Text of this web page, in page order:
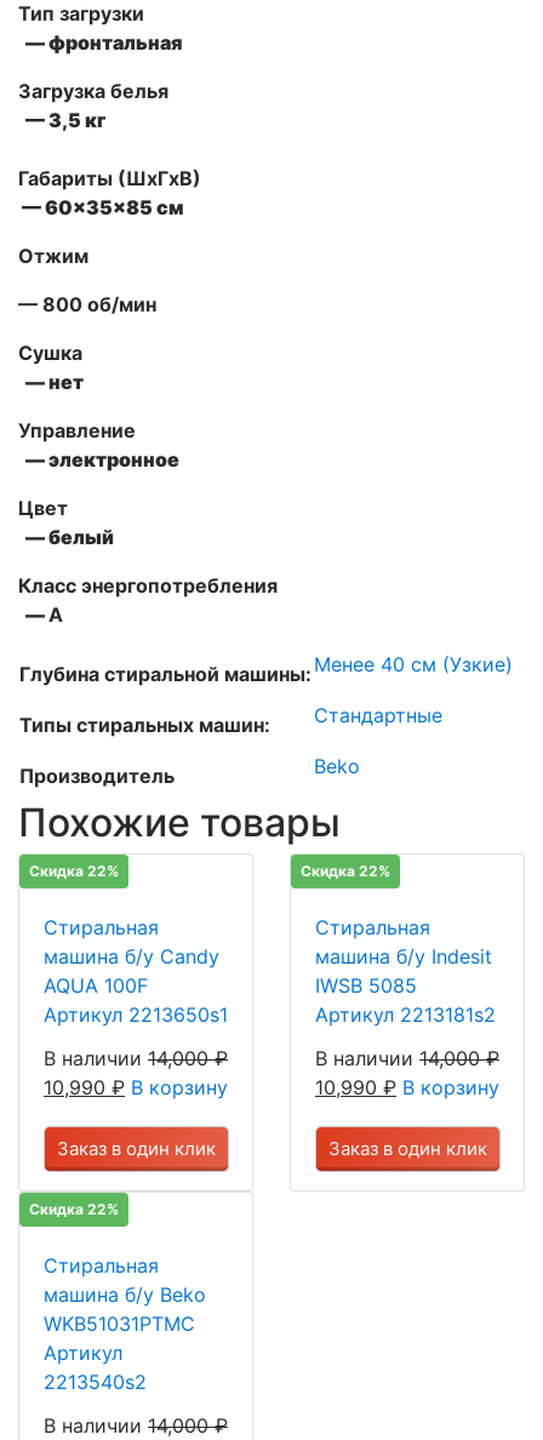
Тип загрузки
— фронтальная
Загрузка белья
— 3,5 кг
Габариты (ШxГxВ)
— 60x35x85 см
Отжим
— 800 об/мин
Сушка
— нет
Управление
— электронное
Цвет
— белый
Класс энергопотребления
—А
Глубина стиральной машины: Менее 40 см (Узкие)
Типы стиральных машин: Стандартные
Производитель Beko
Похожие товары
Скидка 22%
Стиральная
машина б/у Candy
AQUA 100F
Артикул 2213650s1
В наличии 14,000₽
10,990 ₽ В корзину
Заказ в один клик
Скидка 22%
Стиральная
машина б/у Indesit
IWSB 5085
Артикул 2213181s2
В наличии 14,000₽
10,990 ₽ В корзину
Заказ в один клик
Скидка 22%
Стиральная
машина б/у Beko
WKB51031PTMC
Артикул
2213540s2
В наличии 14,000₽